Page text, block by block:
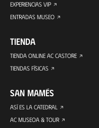
EXPERIENCIAS VIP
ENTRADAS MUSEO
TIENDA
TIENDA ONLINE AC CASTORE
TIENDAS FÍSICAS
SAN MAMÉS
ASÍ ES LA CATEDRAL
AC MUSEOA & TOUR